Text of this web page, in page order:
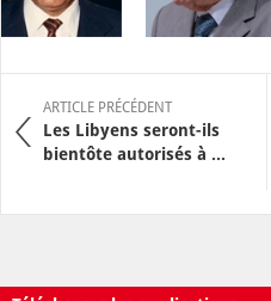
ARTICLE PRÉCÉDENT
Les Libyens seront-ils
bientôte autorisés à ...